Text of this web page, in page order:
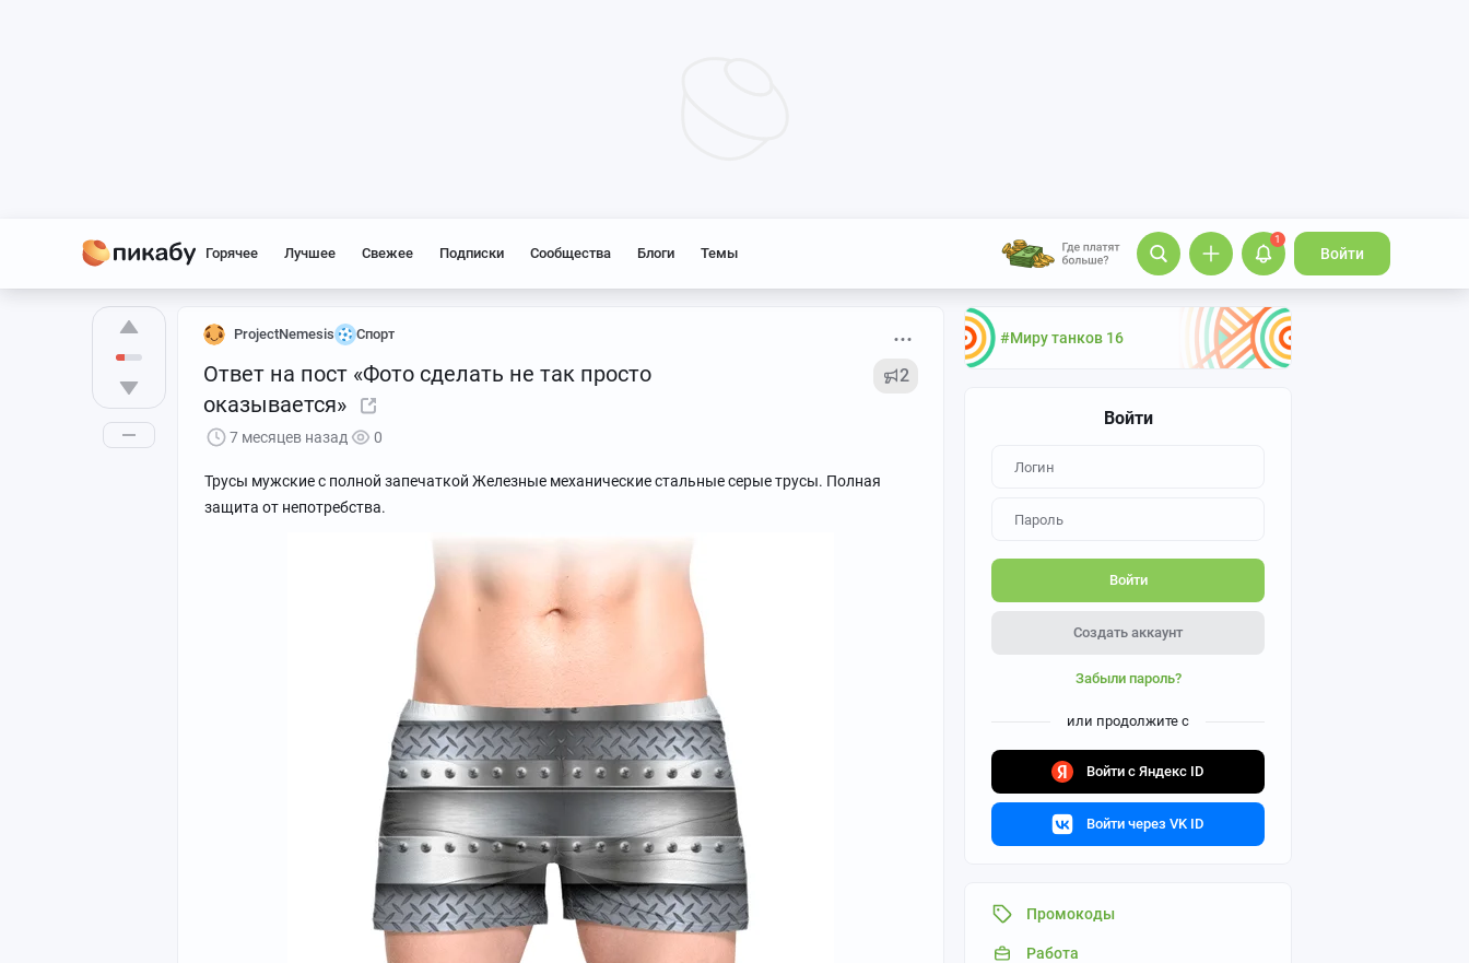
Горячее Лучшее Свежее Подписки Сообщества Блоги Темы
1
Войти
#Миру танков 16
Войти
Войти
Создать аккаунт
Забыли пароль?
или продолжите с
Войти с Яндекс ID
Войти через VK ID
Промокоды
Работа
ProjectNemesis Спорт
Ответ на пост «Фото сделать не так просто
оказывается»
2
7 месяцев назад 0
Трусы мужские с полной запечаткой Железные механические стальные серые трусы. Полная
защита от непотребства.